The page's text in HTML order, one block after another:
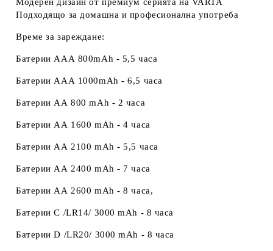
Подходящо за домашна и професионална употреба
Време за зареждане:
Батерии ААА 800mAh - 5,5 часа
Батерии ААА 1000mAh - 6,5 часа
Батерии АА 800 mAh - 2 часа
Батерии АА 1600 mAh - 4 часа
Батерии АА 2100 mAh - 5,5 часа
Батерии АА 2400 mAh - 7 часа
Батерии АА 2600 mAh - 8 часа,
Батерии C /LR14/ 3000 mAh - 8 часа
Батерии D /LR20/ 3000 mAh - 8 часа